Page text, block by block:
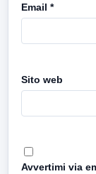
Email *
Sito web
Avvertimi via